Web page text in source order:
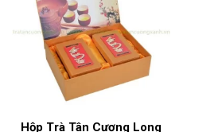
Hộp Trà Tân Cương Long